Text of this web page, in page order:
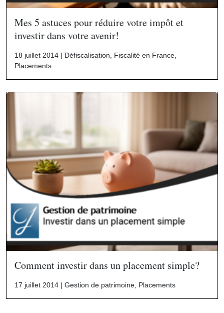
Mes 5 astuces pour réduire votre impôt et
investir dans votre avenir!
18 juillet 2014 | Défiscalisation Fiscalité en France
Placements
Comment investir dans un placement simple?
17 juillet 2014 | Gestion de patrimoine, Placements